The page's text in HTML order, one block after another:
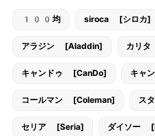
100均 siroca [シロカ]
アラジン [Aladdin] カリ
キャンドゥ [CanDo] キャ
コールマン [Coleman] ス
セリア [Seria] ダイソー